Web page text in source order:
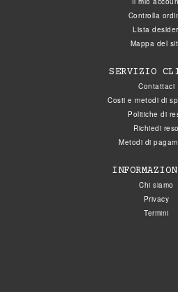
Controlla
Lista
Mappa del
SERVIZIO
Contattaci
Costi e metodi di
Politiche di
Richiedi reso
Metodi di
Chi siamo
Privacy
Termini